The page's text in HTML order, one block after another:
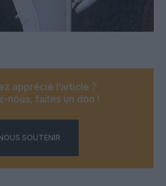
apprécié l’article ?
nous, faites un don !
SOUTENIR